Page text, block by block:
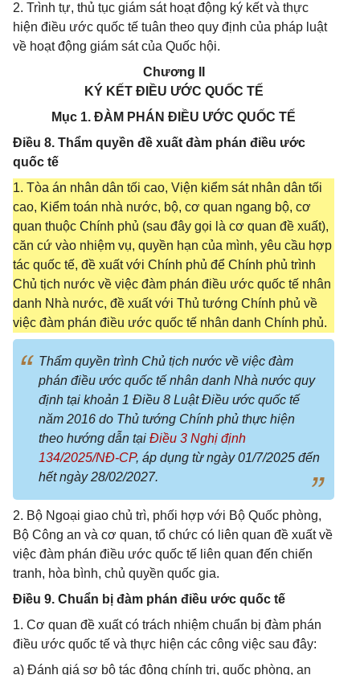
2. Trình tự, thủ tục giám sát hoạt động ký kết và thực
hiện điều ước quốc tế tuân theo quy định của pháp luật
về hoạt động giám sát của Quốc hội.
Chương II
KÝ KẾT ĐIỀU ƯỚC QUỐC TẾ
Mục 1. ĐÀM PHÁN ĐIỀU ƯỚC QUỐC TẾ
Điều 8. Thẩm quyền đề xuất đàm phán điều ước
quốc tế
1. Tòa án nhân dân tối cao, Viện kiểm sát nhân dân tối
cao, Kiểm toán nhà nước, bộ, cơ quan ngang bộ, cơ
quan thuộc Chính phủ (sau đây gọi là cơ quan đề xuất),
căn cứ vào nhiệm vụ, quyền hạn của mình, yêu cầu hợp
tác quốc tế, đề xuất với Chính phủ để Chính phủ trình
Chủ tịch nước về việc đàm phán điều ước quốc tế nhân
danh Nhà nước, đề xuất với Thủ tướng Chính phủ về
việc đàm phán điều ước quốc tế nhân danh Chính phủ.
Thẩm quyền trình Chủ tịch nước về việc đàm
phán điều ước quốc tế nhân danh Nhà nước quy
định tại khoản 1 Điều 8 Luật Điều ước quốc tế
năm 2016 do Thủ tướng Chính phủ thực hiện
theo hướng dẫn tại Điều 3 Nghị định
134/2025/NĐ-CP, áp dụng từ ngày 01/7/2025 đến
hết ngày 28/02/2027.
2. Bộ Ngoại giao chủ trì, phối hợp với Bộ Quốc phòng,
Bộ Công an và cơ quan, tổ chức có liên quan đề xuất về
việc đàm phán điều ước quốc tế liên quan đến chiến
tranh, hòa bình, chủ quyền quốc gia.
Điều 9. Chuẩn bị đàm phán điều ước quốc tế
1. Cơ quan đề xuất có trách nhiệm chuẩn bị đàm phán
điều ước quốc tế và thực hiện các công việc sau đây:
a) Đánh giá sơ bộ tác động chính trị, quốc phòng, an